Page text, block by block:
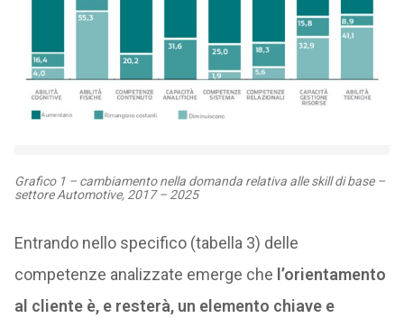
Grafico 1 – cambiamento nella domanda relativa alle skill di base –
settore Automotive, 2017 – 2025
Entrando nello specifico (tabella 3) delle
competenze analizzate emerge che l’orientamento
al cliente è, e resterà, un elemento chiave e